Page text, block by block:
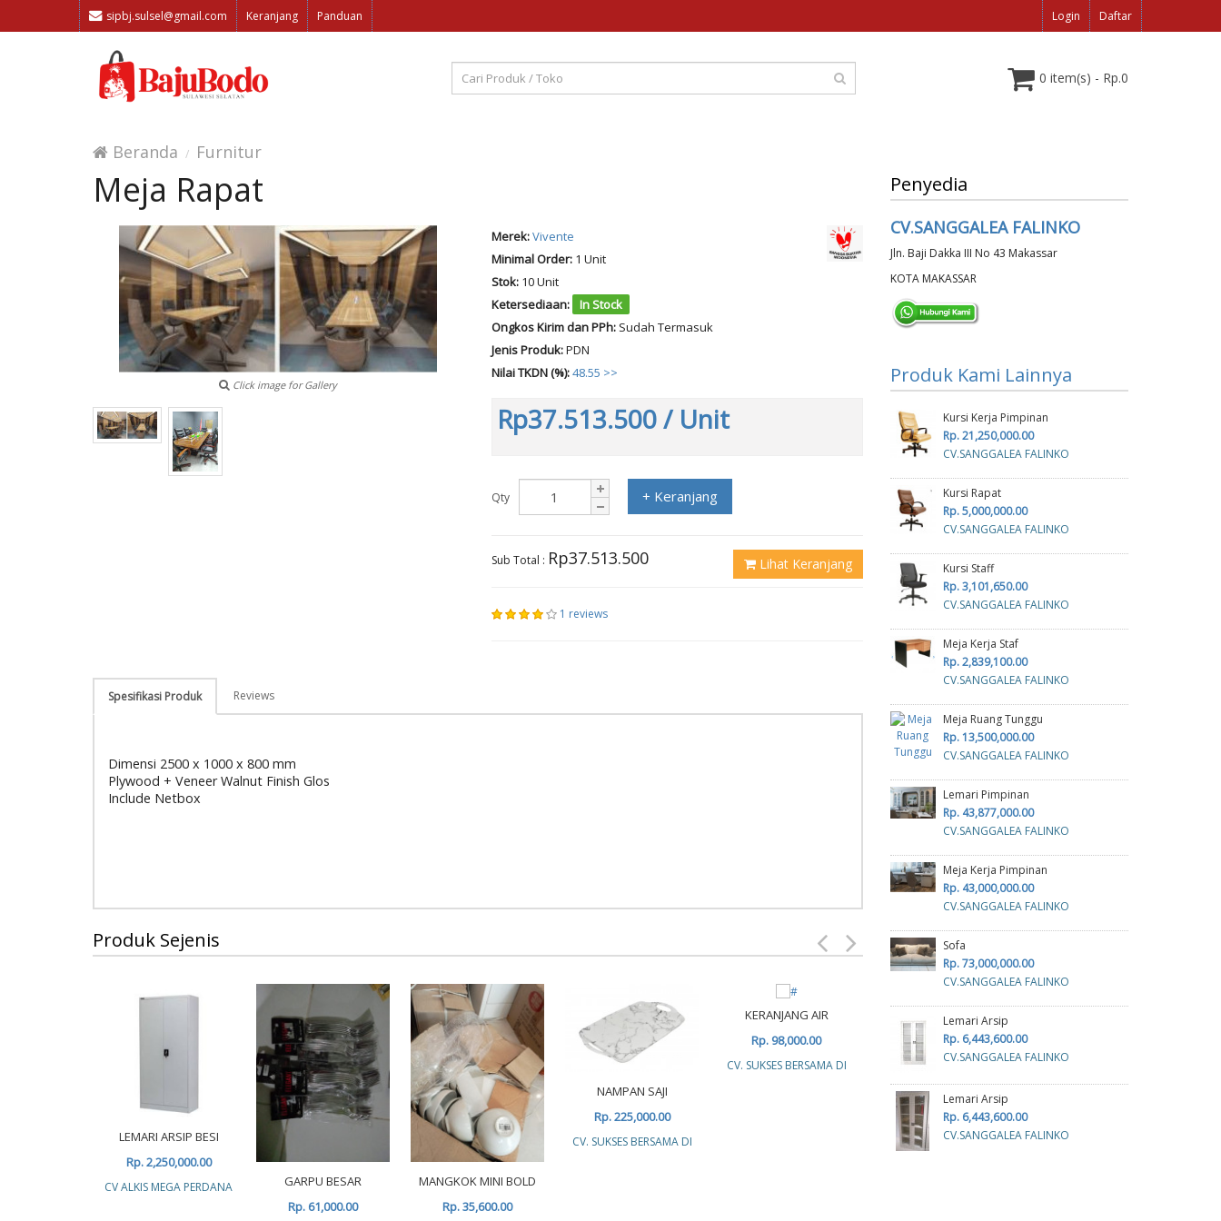
sipbj.sulsel@gmail.com Keranjang Panduan Login Daftar
0 item(s) - Rp.0
Beranda Furnitur
Meja Rapat
Click image for Gallery
Merek:Vivente
Minimal Order:1 Unit
Stok:10 Unit
Ketersediaan:
In Stock
Ongkos Kirim dan PPh: Sudah Termasuk
Jenis Produk:PDN
Nilai TKDN (%):48.55 >>
Rp37.513.500/ Unit
Qty + Keranjang
Sub Total : Rp37.513.500 Lihat Keranjang
1 reviews
Spesifikasi Produk Reviews
Dimensi 2500 x 1000 x 800 mm
Plywood + Veneer Walnut Finish Glos
Include Netbox
Produk Sejenis
LEMARI ARSIP BESI
Rp. 2,250,000.00
CV ALKIS MEGA PERDANA
GARPU BESAR
Rp. 61,000.00
MANGKOK MINI BOLD
Rp. 35,600.00
NAMPAN SAJI
Rp. 225,000.00
CV. SUKSES BERSAMA DI
KERANJANG AIR
Rp. 98,000.00
CV. SUKSES BERSAMA DI
CANGKIR
Rp. 124,600.00
CV. SUKSES BERSAMA DI CV. SUKSES BERSAMA DI
Penyedia
CV.SANGGALEA FALINKO
Jln. Baji Dakka III No 43 Makassar
KOTA MAKASSAR
Produk Kami Lainnya
Kursi Kerja Pimpinan
Rp. 21,250,000.00
CV.SANGGALEA FALINKO
Kursi Rapat
Rp. 5,000,000.00
CV.SANGGALEA FALINKO
Kursi Staff
Rp. 3,101,650.00
CV.SANGGALEA FALINKO
Meja Kerja Staf
Rp. 2,839,100.00
CV.SANGGALEA FALINKO
Meja Ruang Tunggu
Rp. 13,500,000.00
CV.SANGGALEA FALINKO
Lemari Pimpinan
Rp. 43,877,000.00
CV.SANGGALEA FALINKO
Meja Kerja Pimpinan
Rp. 43,000,000.00
CV.SANGGALEA FALINKO
Sofa
Rp. 73,000,000.00
CV.SANGGALEA FALINKO
Lemari Arsip
Rp. 6,443,600.00
CV.SANGGALEA FALINKO
Lemari Arsip
Rp. 6,443,600.00
CV.SANGGALEA FALINKO